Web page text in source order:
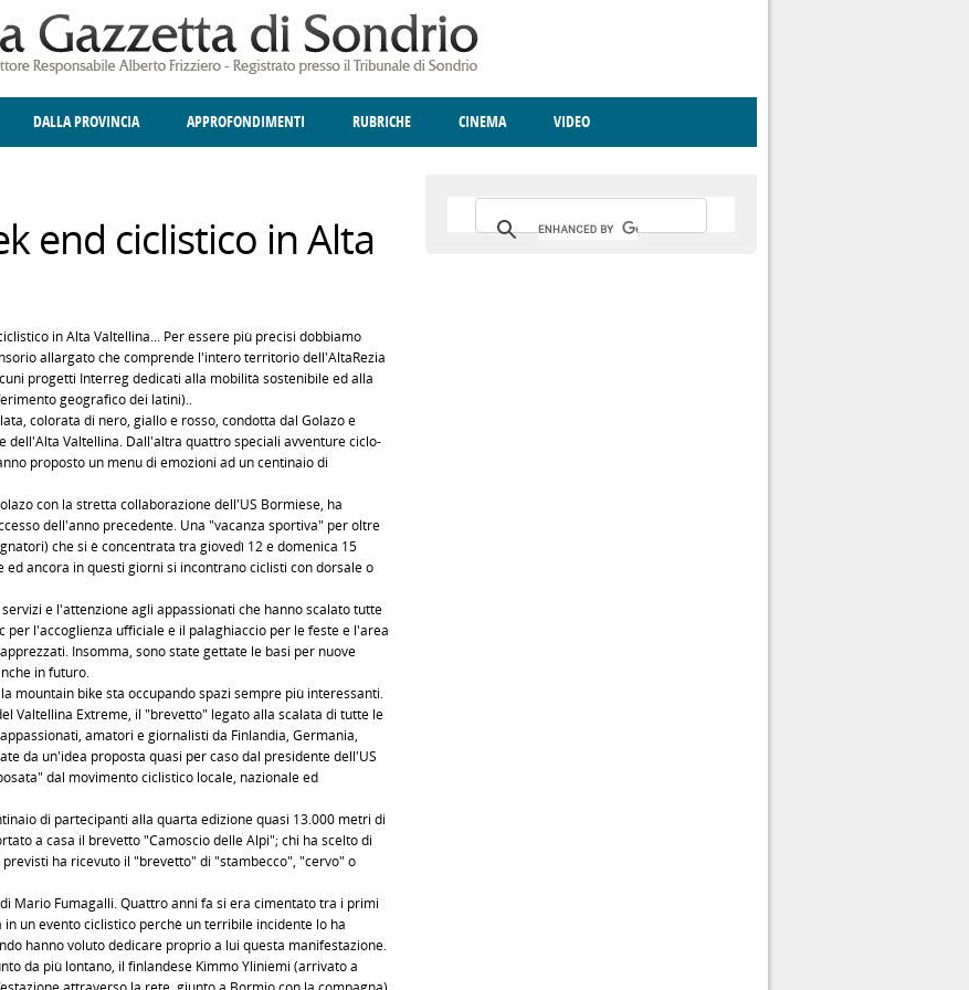
DALLA PROVINCIA APPROFONDIMENTI RUBRICHE CINEMA VIDEO
end ciclistico in Alta
in Alta Valtellina... Per essere più precisi dobbiamo
allargato che comprende l'intero territorio dell'AltaRezia
progetti Interreg dedicati alla mobilità sostenibile ed alla
geografico dei latini)..
colorata di nero, giallo e rosso, condotta dal Golazo e
dell'Alta Valtellina. Dall'altra quattro speciali avventure ciclo-
proposto un menu di emozioni ad un centinaio di
con la stretta collaborazione dell'US Bormiese, ha
dell'anno precedente. Una "vacanza sportiva" per oltre
che si è concentrata tra giovedì 12 e domenica 15
ancora in questi giorni si incontrano ciclisti con dorsale o
e l'attenzione agli appassionati che hanno scalato tutte
l'accoglienza ufficiale e il palaghiaccio per le feste e l'area
Insomma, sono state gettate le basi per nuove
in futuro.
mountain bike sta occupando spazi sempre più interessanti.
Valtellina Extreme, il "brevetto" legato alla scalata di tutte le
amatori e giornalisti da Finlandia, Germania,
da un'idea proposta quasi per caso dal presidente dell'US
dal movimento ciclistico locale, nazionale ed
di partecipanti alla quarta edizione quasi 13.000 metri di
a casa il brevetto "Camoscio delle Alpi"; chi ha scelto di
ha ricevuto il "brevetto" di "stambecco", "cervo" o
Mario Fumagalli. Quattro anni fa si era cimentato tra i primi
un evento ciclistico perchè un terribile incidente lo ha
hanno voluto dedicare proprio a lui questa manifestazione.
da più lontano, il finlandese Kimmo Yliniemi (arrivato a